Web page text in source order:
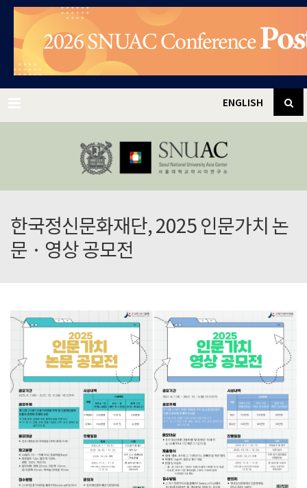
✕
ENGLISH
한국정신문화재단, 2025 인문가치 논
문 · 영상 공모전